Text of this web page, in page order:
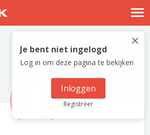
Nostalgische verhalen
Log in
Meld je gratis aan
×
Je bent niet ingelogd
Log in om deze pagina te bekijken
Inloggen
Registreer